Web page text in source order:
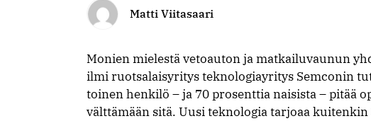
Matti Viitasaari
Monien mielestä vetoauton ja matkailuvaunun
ilmi ruotsalaisyritys teknologiayritys Semconin
toinen henkilö – ja 70 prosenttia naisista – pitää
välttämään sitä. Uusi teknologia tarjoaa